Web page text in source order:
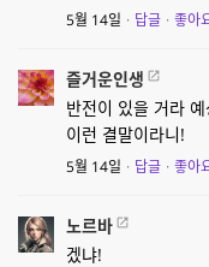
5월 14일 · 답글 · 좋아
즐거운인생
반전이 있을 거라
이런 결말이라니!
5월 14일 · 답글 · 좋아
노르바
겠냐!